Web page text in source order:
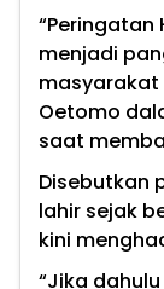
“Peringatan
menjadi
masyarakat
Oetomo
saat
Disebutkan
lahir sejak
kini
“Jika